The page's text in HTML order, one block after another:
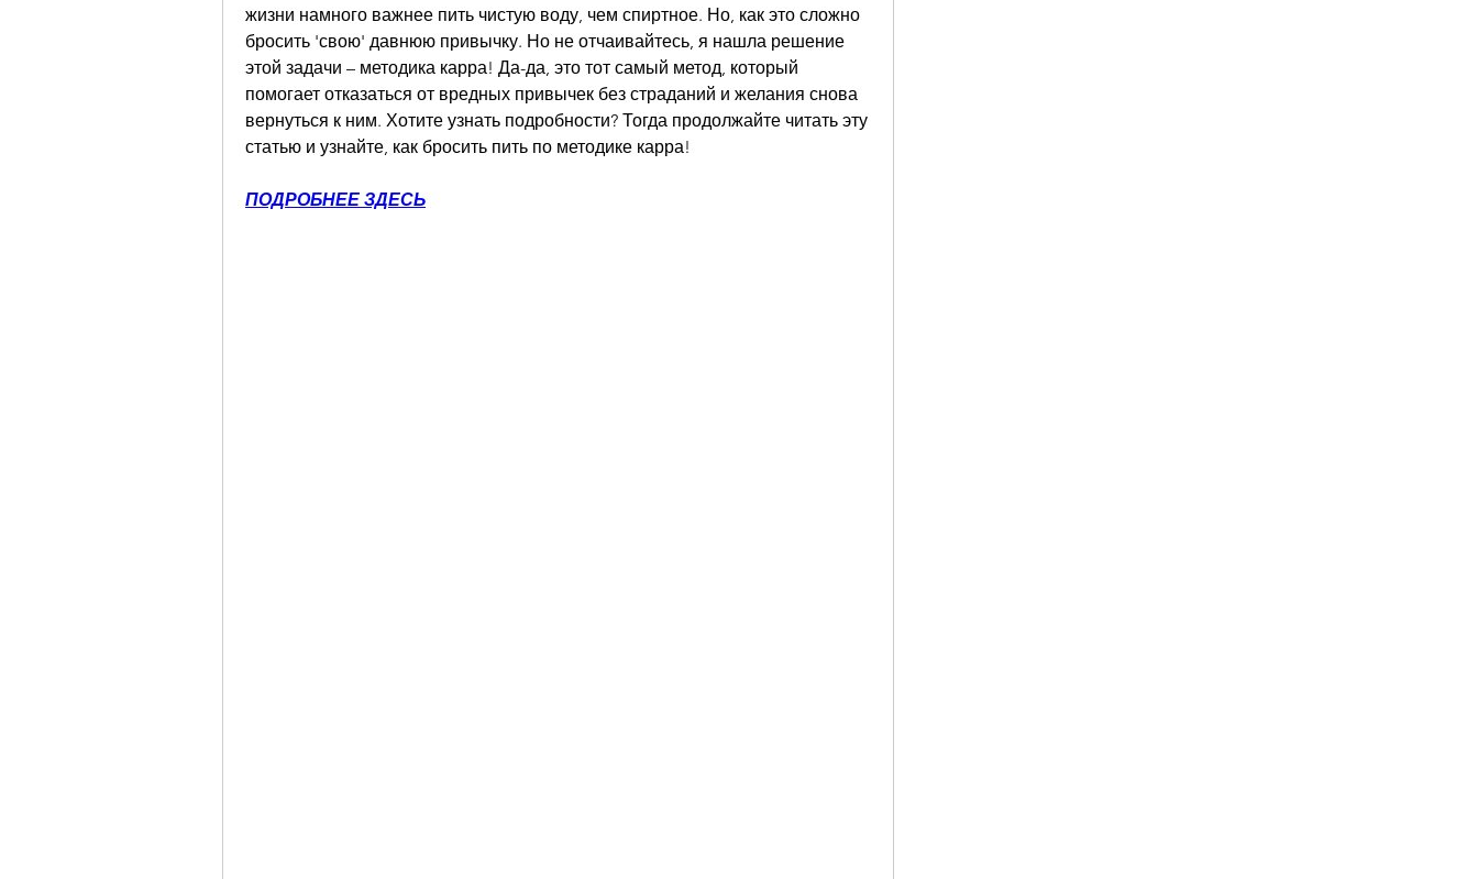
жизни намного важнее пить чистую воду, чем спиртное. Но, как это сложно
бросить 'свою' давнюю привычку. Но не отчаивайтесь, я нашла решение
этой задачи – методика карра! Да-да, это тот самый метод, который
помогает отказаться от вредных привычек без страданий и желания снова
вернуться к ним. Хотите узнать подробности? Тогда продолжайте читать эту
статью и узнайте, как бросить пить по методике карра!
ПОДРОБНЕЕ ЗДЕСЬ